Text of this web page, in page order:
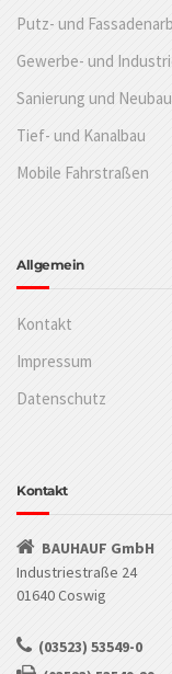
Putz- und
Gewerbe- und
Sanierung und
Tief- und Kanalbau
Mobile Fahrstraßen
Allgemein
Kontakt
Impressum
Datenschutz
Kontakt
BAUHAUF GmbH
Industriestraße 24
01640 Coswig
(03523) 53549-0